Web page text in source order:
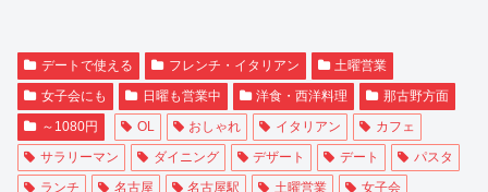
デートで使える フレンチ・イタリアン
土曜営業
女子会にも
日曜も営業中 洋食・西洋料理
那古野方面
～1080円
OL おしゃれ イタリアン
カフェ
サラリーマン
ダイニング デザート デート
パスタ
ランチ
名古屋 名古屋駅 土曜営業
女子会